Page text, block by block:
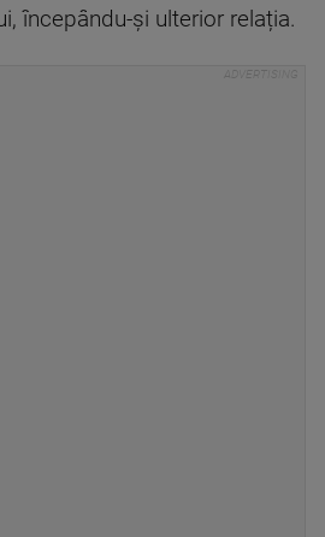
începându-și ulterior relația.